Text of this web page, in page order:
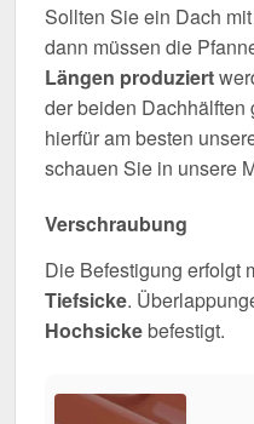
Sollten Sie ein Dach
dann müssen die
Längen produziert
der beiden Dachhälften
hierfür am besten
schauen Sie in unsere
Verschraubung
Die Befestigung erfolgt
Tiefsicke.
Hochsickebefestigt.